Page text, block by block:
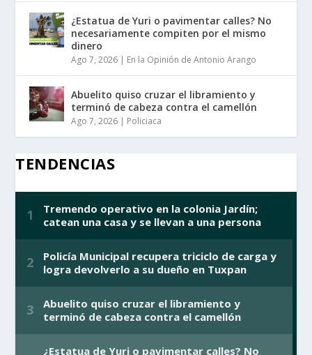
¿Estatua de Yuri o pavimentar calles? No
necesariamente compiten por el mismo
dinero
Ago 7, 2026 | En la Opinión de Antonio Arango
Abuelito quiso cruzar el libramiento y
terminó de cabeza contra el camellón
Ago 7, 2026 | Policiaca
TENDENCIAS